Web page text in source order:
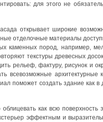
для этого не
открывает широкие
отделочные материалы
каменных пород, например,
текстуры древесных
рельеф, фактуру, рисунок и
всевозможные архитектурные
поможет создать здание как в
как всю
эффектным и